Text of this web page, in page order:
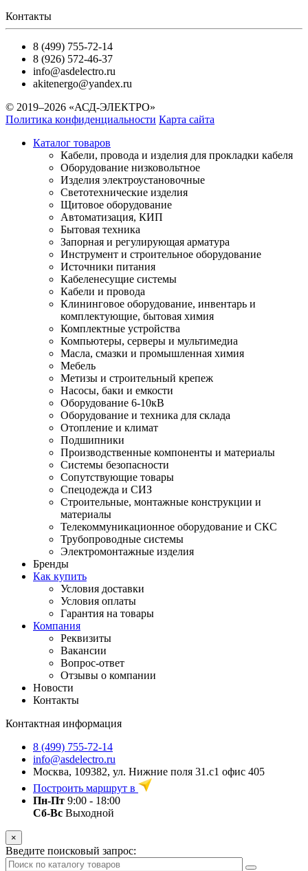
Контакты
8 (499) 755-72-14
8 (926) 572-46-37
info@asdelectro.ru
akitenergo@yandex.ru
© 2019–2026 «АСД-ЭЛЕКТРО»
Политика конфиденциальности Карта сайта
Каталог товаров
Кабели, провода и изделия для прокладки кабеля
Оборудование низковольтное
Изделия электроустановочные
Светотехнические изделия
Щитовое оборудование
Автоматизация, КИП
Бытовая техника
Запорная и регулирующая арматура
Инструмент и строительное оборудование
Источники питания
Кабеленесущие системы
Кабели и провода
Клининговое оборудование, инвентарь и
комплектующие, бытовая химия
Комплектные устройства
Компьютеры, серверы и мультимедиа
Масла, смазки и промышленная химия
Мебель
Метизы и строительный крепеж
Насосы, баки и емкости
Оборудование 6-10кВ
Оборудование и техника для склада
Отопление и климат
Подшипники
Производственные компоненты и материалы
Системы безопасности
Сопутствующие товары
Спецодежда и СИЗ
Строительные, монтажные конструкции и
материалы
Телекоммуникационное оборудование и СКС
Трубопроводные системы
Электромонтажные изделия
Бренды
Как купить
Условия доставки
Условия оплаты
Гарантия на товары
Компания
Реквизиты
Вакансии
Вопрос-ответ
Отзывы о компании
Новости
Контакты
Контактная информация
8 (499) 755-72-14
info@asdelectro.ru
Москва, 109382, ул. Нижние поля 31.с1 офис 405
Построить маршрут в
Пн-Пт 9:00 - 18:00
Сб-Вс Выходной
×
Введите поисковый запрос: